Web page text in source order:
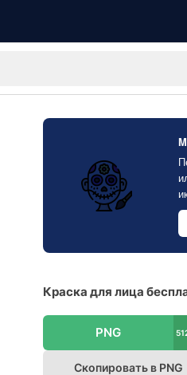
Краска для лица
PNG
Скопировать в PNG